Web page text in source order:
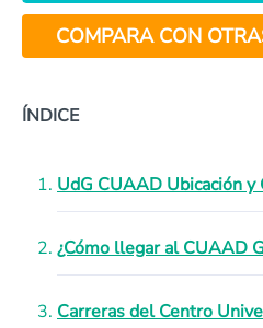
COMPARA CON
ÍNDICE
UdG CUAAD Ubicación y
¿Cómo llegar al CUAAD
Carreras del Centro